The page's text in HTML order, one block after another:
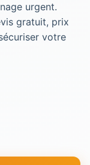
urgent.
gratuit, prix
votre